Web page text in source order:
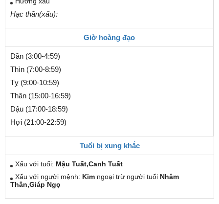
Hạc thần(xấu):
Giờ hoàng đạo
Dần (3:00-4:59)
Thìn (7:00-8:59)
Tỵ (9:00-10:59)
Thân (15:00-16:59)
Dậu (17:00-18:59)
Hợi (21:00-22:59)
Tuổi bị xung khắc
Xấu với tuổi: Mậu Tuất,Canh Tuất
Xấu với người mệnh: Kim ngoại trừ người tuổi Nhâm
Thân,Giáp Ngọ